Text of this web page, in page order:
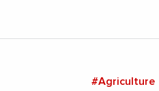
#Agriculture